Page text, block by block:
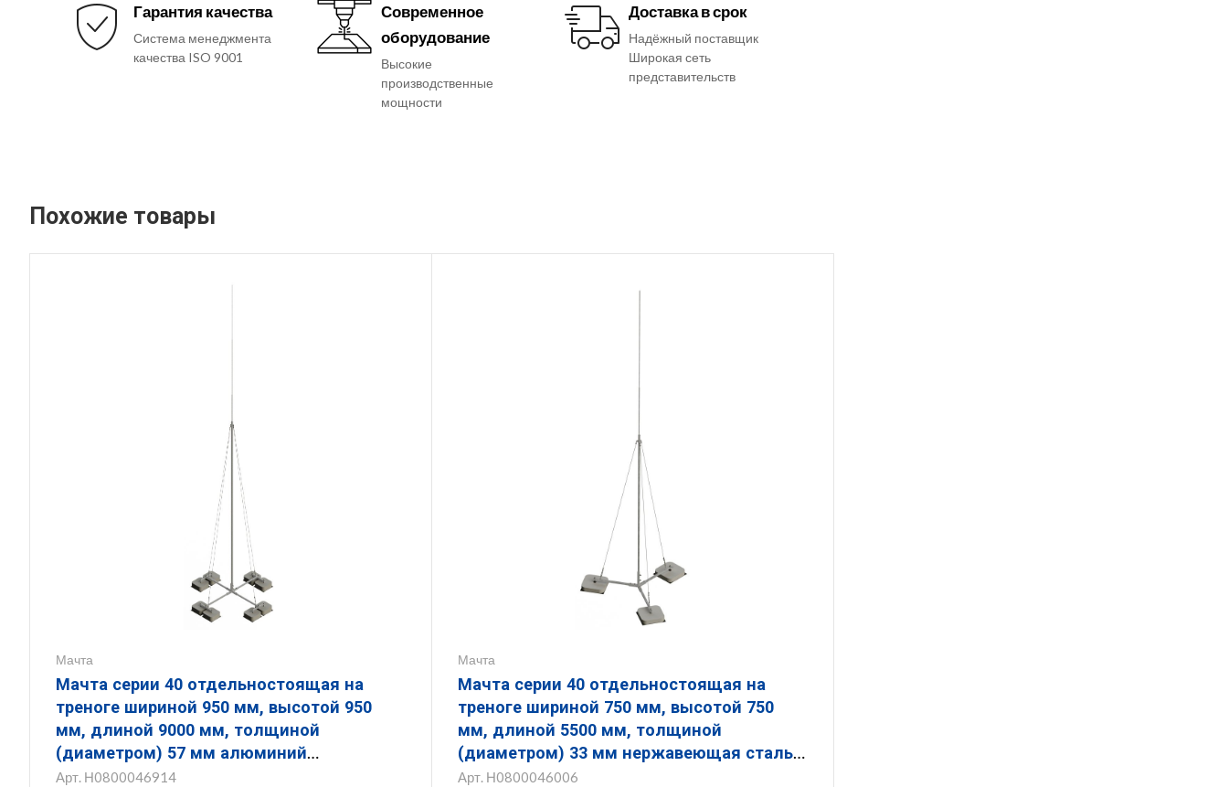
Гарантия качества
Система менеджмента
качества ISO 9001
Современное
оборудование
Высокие
производственные
мощности
Доставка в срок
Надёжный поставщик
Широкая сеть
представительств
Похожие товары
Мачта
Мачта серии 40 отдельностоящая на
треноге шириной 950 мм, высотой 950
мм, длиной 9000 мм, толщиной
(диаметром) 57 мм алюминий
ЗМОТ.950.950.9000.57.14
Арт. Н0800046914
Мачта
Мачта серии 40 отдельностоящая на
треноге шириной 750 мм, высотой 750
мм, длиной 5500 мм, толщиной
(диаметром) 33 мм нержавеющая сталь
ЗМОТ.750.750.5500.33.6
Арт. Н0800046006